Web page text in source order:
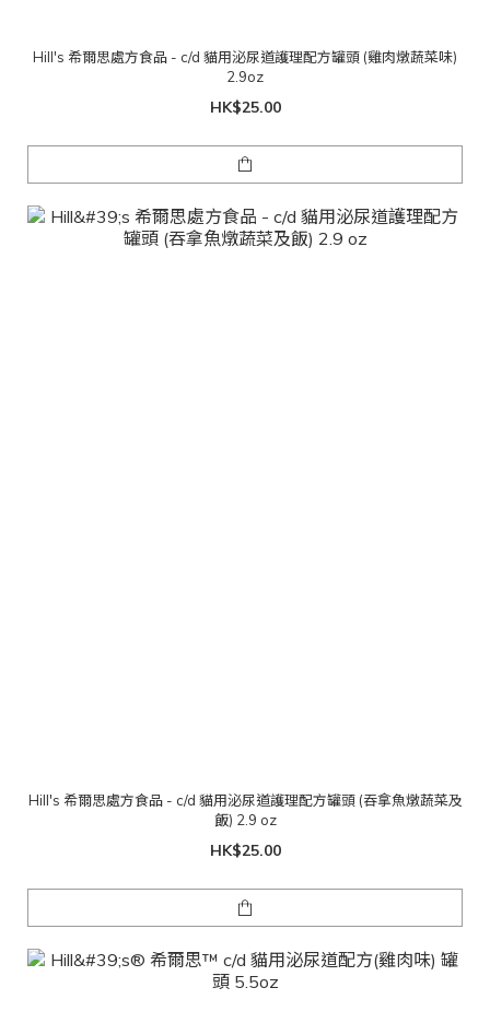
Hill's 希爾思處方食品 - c/d 貓用泌尿道護理配方罐頭 (雞肉燉蔬菜味)
2.9oz
HK$25.00
Hill's 希爾思處方食品 - c/d 貓用泌尿道護理配方罐頭 (吞拿魚燉蔬菜及
飯) 2.9 oz
HK$25.00